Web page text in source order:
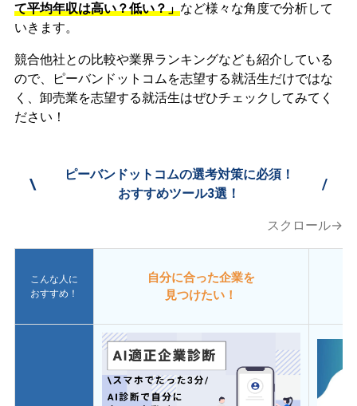
て平均年収は高い？低い？」など様々な角度で分析して
いきます。
競合他社との比較や業界ランキングなども紹介している
ので、ピーバンドットコムを志望する就活生だけではな
く、卸売業を志望する就活生はぜひチェックしてみてく
ださい！
\
ピーバンドットコムの選考対策に必須！
おすすめツール3選！
/
スクロール→
こんな人に
おすすめ！
自分に合った企業を
見つけたい！